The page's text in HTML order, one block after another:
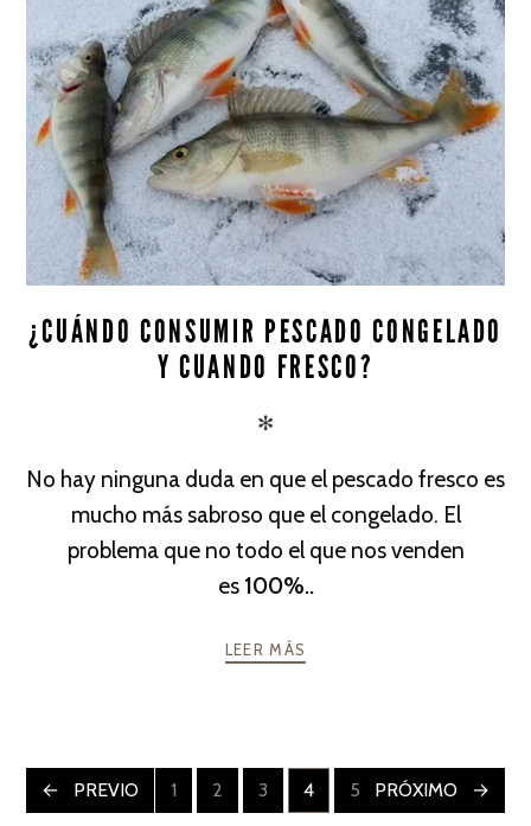
¿CUÁNDO CONSUMIR PESCADO CONGELADO
Y CUANDO FRESCO?
✻
No hay ninguna duda en que el pescado fresco es
mucho más sabroso que el congelado. El
problema que no todo el que nos venden
es100%..
LEER MÁS
PREVIO 1 2 3 4 5 PRÓXIMO